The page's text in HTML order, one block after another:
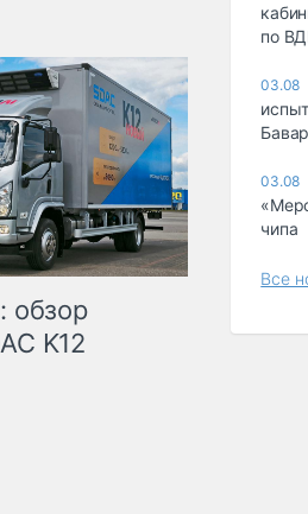
обзор
K12
по
03.08
03.08
чипа
Все